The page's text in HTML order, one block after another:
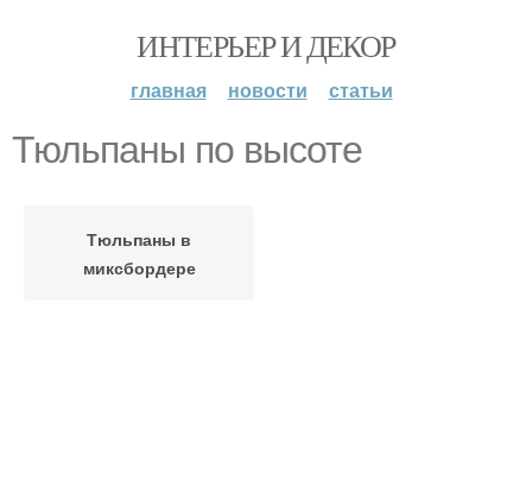
ИНТЕРЬЕР И ДЕКОР
главная новости статьи
Тюльпаны по высоте
Тюльпаны в
миксбордере